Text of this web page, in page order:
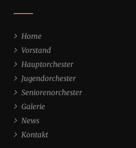
Home
Vorstand
Hauptorchester
Jugendorchester
Seniorenorchester
Galerie
News
Kontakt